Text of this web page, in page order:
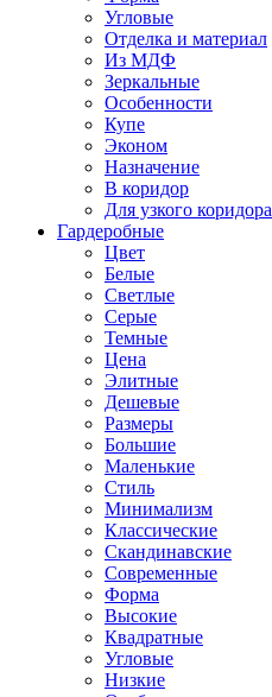
Угловые
Отделка и материал
Из МДФ
Зеркальные
Особенности
Купе
Эконом
Назначение
В коридор
Для узкого коридора
Гардеробные
Цвет
Белые
Светлые
Серые
Темные
Цена
Элитные
Дешевые
Размеры
Большие
Маленькие
Стиль
Минимализм
Классические
Скандинавские
Современные
Форма
Высокие
Квадратные
Угловые
Низкие